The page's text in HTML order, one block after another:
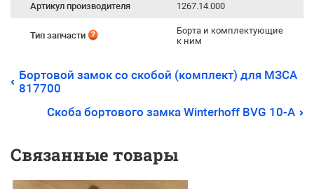
Артикул производителя 1267.14.000
Тип запчасти
Борта и комплектующие
к ним
Бортовой замок со скобой (комплект) для МЗСА
817700
Скоба бортового замка Winterhoff BVG 10-A
Связанные товары